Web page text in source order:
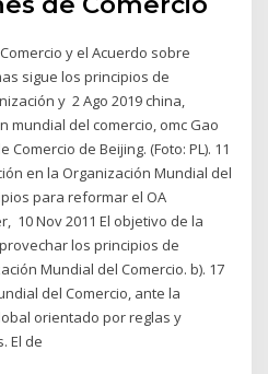
y el Acuerdo sobre
sigue los principios de
y 2 Ago 2019 china,
mundial del comercio, omc Gao
de Beijing. (Foto: PL). 11
en la Organización Mundial del
para reformar el OA
10 Nov 2011 El objetivo de la
los principios de
Mundial del Comercio. b). 17
del Comercio, ante la
orientado por reglas y
El de